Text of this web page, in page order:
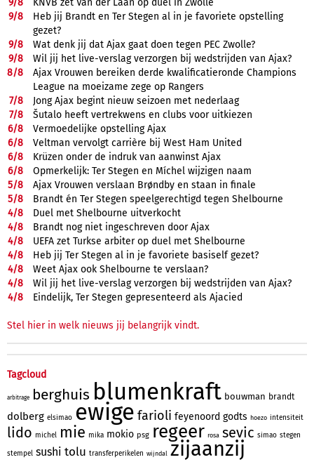
9/8
Heb jij Brandt en Ter Stegen al in je favoriete opstelling
gezet?
9/8
Wat denk jij dat Ajax gaat doen tegen PEC Zwolle?
9/8
Wil jij het live-verslag verzorgen bij wedstrijden van Ajax?
8/8
Ajax Vrouwen bereiken derde kwalificatieronde Champions
League na moeizame zege op Rangers
7/8
Jong Ajax begint nieuw seizoen met nederlaag
7/8
Šutalo heeft vertrekwens en clubs voor uitkiezen
6/8
Vermoedelijke opstelling Ajax
6/8
Veltman vervolgt carrière bij West Ham United
6/8
Krüzen onder de indruk van aanwinst Ajax
6/8
Opmerkelijk: Ter Stegen en Míchel wijzigen naam
5/8
Ajax Vrouwen verslaan Brøndby en staan in finale
5/8
Brandt én Ter Stegen speelgerechtigd tegen Shelbourne
4/8
Duel met Shelbourne uitverkocht
4/8
Brandt nog niet ingeschreven door Ajax
4/8
UEFA zet Turkse arbiter op duel met Shelbourne
4/8
Heb jij Ter Stegen al in je favoriete basiself gezet?
4/8
Weet Ajax ook Shelbourne te verslaan?
4/8
Wil jij het live-verslag verzorgen bij wedstrijden van Ajax?
4/8 Eindelijk, Ter Stegen gepresenteerd als Ajacied
Stel hier in welk nieuws jij belangrijk vindt.
Tagcloud
arbitrage berghuis blumenkraft bouwman brandt
dolberg elsimao ewige farioli feyenoord godts hoezo intensiteit
lido michel mie mika mokio psg regeer rosa sevic simao stegen
stempel sushi tolu transferperikelen wijndal zijaanzij